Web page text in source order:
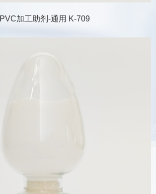
PVC加工助剂-通用 K-709